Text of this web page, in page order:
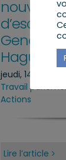
nouvelle
jeudi, 14 Oct 2021
Travail
Actions
Lire l’article